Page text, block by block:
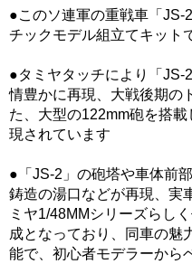
●このソ連軍の重戦車「JS-
チックモデル組立てキット
●タミヤタッチにより「JS-
情豊かに再現、大戦後期の
た、大型の122mm砲を搭
現されています
●「JS-2」の砲塔や車体前
鋳造の湯口などが再現、実
ミヤ1/48MMシリーズらし
成となっており、同車の魅
能で、初心者モデラーから